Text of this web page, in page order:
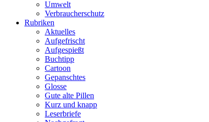
Umwelt
Verbraucherschutz
Rubriken
Aktuelles
Aufgefrischt
Aufgespießt
Buchtipp
Cartoon
Gepanschtes
Glosse
Gute alte Pillen
Kurz und knapp
Leserbriefe